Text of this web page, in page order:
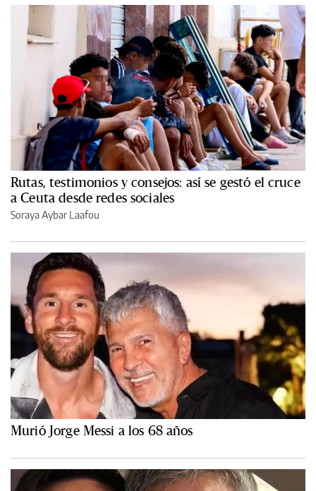
Rutas, testimonios y consejos: así se gestó el cruce
a Ceuta desde redes sociales
Soraya Aybar Laafou
Murió Jorge Messi a los 68 años